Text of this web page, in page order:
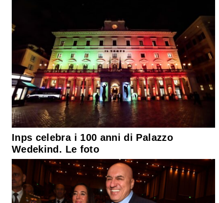
Inps celebra i 100 anni di Palazzo
Wedekind. Le foto